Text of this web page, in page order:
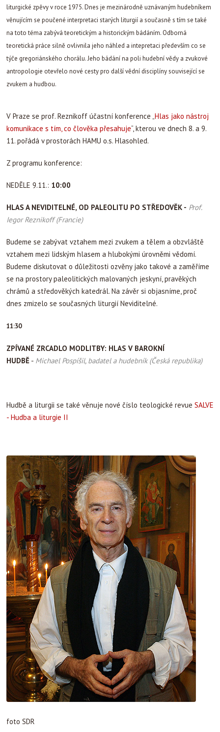
liturgické zpěvy v roce 1975. Dnes je mezinárodně uznávaným hudebníkem
věnujícím se poučené interpretaci starých liturgií a současně s tím se také
na toto téma zabývá teoretickým a historickým bádáním. Odborná
teoretická práce silně ovlivnila jeho náhled a intepretaci především co se
týče gregoriánského chorálu. Jeho bádání na poli hudební vědy a zvukové
antropologie otevřelo nové cesty pro další vědní disciplíny související se
zvukem a hudbou.
V Praze se prof. Reznikoff účastní konference „Hlas jako nástroj
komunikace s tím, co člověka přesahuje“, kterou ve dnech 8. a 9.
11. pořádá v prostorách HAMU o.s. Hlasohled.
Z programu konference:
NEDĚLE 9.11.: 10:00
HLAS A NEVIDITELNÉ, OD PALEOLITU PO STŘEDOVĚK - Prof.
Iegor Reznikoff (Francie)
Budeme se zabývat vztahem mezi zvukem a tělem a obzvláště
vztahem mezi lidským hlasem a hlubokými úrovněmi vědomí.
Budeme diskutovat o důležitosti ozvěny jako takové a zaměříme
se na prostory paleolitických malovaných jeskyní, pravěkých
chrámů a středověkých katedrál. Na závěr si objasníme, proč
dnes zmizelo se současných liturgií Neviditelné.
11:30
ZPÍVANÉ ZRCADLO MODLITBY: HLAS V BAROKNÍ
HUDBĚ - Michael Pospíšil, badatel a hudebník (Česká republika)
Hudbě a liturgii se také věnuje nové číslo teologické revue SALVE
- Hudba a liturgie II
foto SDR